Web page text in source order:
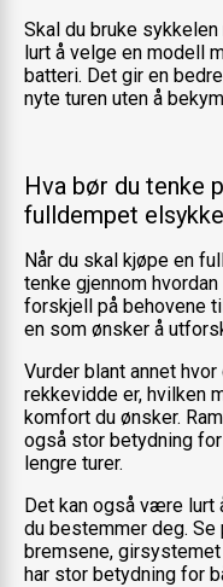
Skal du bruke
lurt å velge en modell
batteri. Det gir en
nyte turen uten å
Hva bør du tenke
fulldempet
Når du skal kjøpe en
tenke gjennom
forskjell på behovene
en som ønsker å
Vurder blant annet
rekkevidde er, hvilken
komfort du ønsker.
også stor betydning
lengre turer.
Det kan også være lurt
du bestemmer deg. Se
bremsene,
har stor betydning for